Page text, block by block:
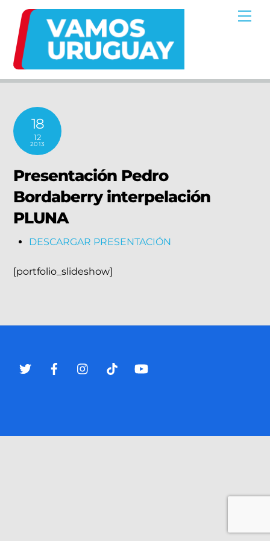
content
18
12
2013
Presentación Pedro
Bordaberry interpelación
PLUNA
DESCARGAR PRESENTACIÓN
[portfolio_slideshow]